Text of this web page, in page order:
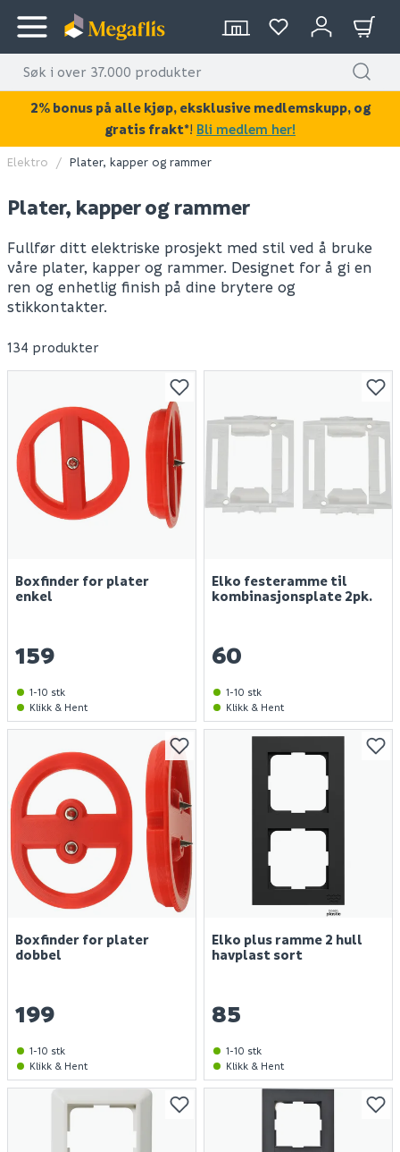
Elektro Plater, kapper og rammer
Plater, kapper og rammer
Fullfør ditt elektriske prosjekt med stil ved å bruke
våre plater, kapper og rammer. Designet for å gi en
ren og enhetlig finish på dine brytere og
stikkontakter.
134 produkter
Boxfinder for plater
enkel
159
1-10 stk
Klikk & Hent
Elko festeramme til
kombinasjonsplate 2pk.
60
1-10 stk
Klikk & Hent
Boxfinder for plater
dobbel
199
1-10 stk
Klikk & Hent
Elko plus ramme 2 hull
havplast sort
85
1-10 stk
Klikk & Hent
2% bonus på alle kjøp, eksklusive medlemskupp, og
gratis frakt*! Bli medlem her!